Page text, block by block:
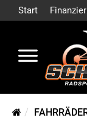
Start